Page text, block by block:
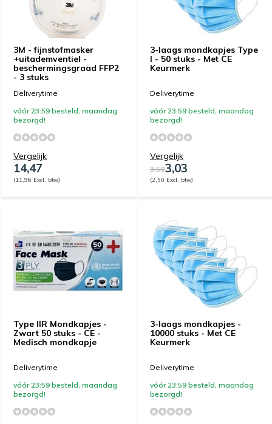
3M - fijnstofmasker
+uitademventiel -
beschermingsgraad FFP2
- 3 stuks
Deliverytime
vóór 23:59 besteld, maandag
bezorgd!
Vergelijk
14,47
(11,96 Excl. btw)
3-laags mondkapjes Type
I - 50 stuks - Met CE
Keurmerk
Deliverytime
vóór 23:59 besteld, maandag
bezorgd!
Vergelijk
3,503,03
(2,50 Excl. btw)
Type IIR Mondkapjes -
Zwart 50 stuks - CE -
Medisch mondkapje
Deliverytime
vóór 23:59 besteld, maandag
bezorgd!
3-laags mondkapjes -
10000 stuks - Met CE
Keurmerk
Deliverytime
vóór 23:59 besteld, maandag
bezorgd!